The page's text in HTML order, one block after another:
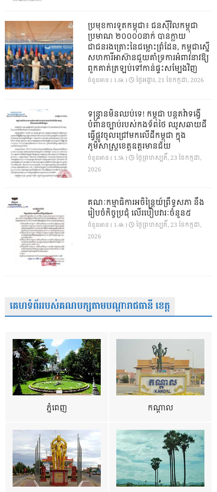
ប្រមុខការទូតកម្ពុជា៖ ជនស៊ីវិលកម្ពុជា
ប្រមាណ ២០០០០នាក់ បានក្លាយ
ជាជនរងគ្រោះនៃជម្លោះព្រំដែន, កម្ពុជាស្នើ
សហការីអាស៊ានជួយគាំទ្រការអំពាវនាវឱ្យ
ពួកគាត់ត្រឡប់ទៅកាន់ផ្ទះសម្បែងវិញ
ចំនួនអាន ( 1.6k ) ថ្ងៃ​អង្គារ, 21 ខែ​កក្កដា, 2026
ទន្ទ្រានមិនឈប់ទេ! កម្ពុជា បន្តតវ៉ាទង្វើ
បំពានច្បាប់របស់កងទ័ពថៃ ឈូសឆាយដី
ធ្វើផ្លូវចូលជ្រៅមកលើដីកម្ពុជា ក្នុង
ភូមិសាស្ត្រខេត្តឧត្តរមានជ័យ
ចំនួនអាន ( 1.5k )
ថ្ងៃ​ព្រហស្បតិ៍, 23 ខែ​កក្កដា,
2026
គណៈកម្មាធិការអចិន្ត្រៃយ៍ព្រឹទ្ធសភា នឹង
រៀបចំកិច្ចប្រជុំ លើរបៀបវារៈចំនួន៥
ចំនួនអាន ( 1.4k )
ថ្ងៃ​ព្រហស្បតិ៍, 23 ខែ​កក្កដា,
2026
គេហទំព័ររបស់គណបក្សតាមបណ្តារាជធានី ខេត្ត
ភ្នំពេញ កណ្តាល